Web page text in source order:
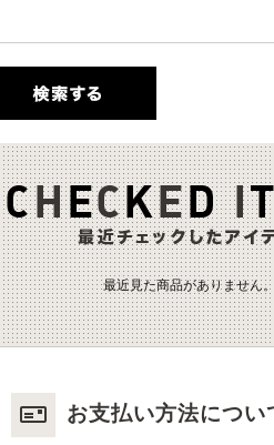
最近見た商品がありません。
お支払い方法につい